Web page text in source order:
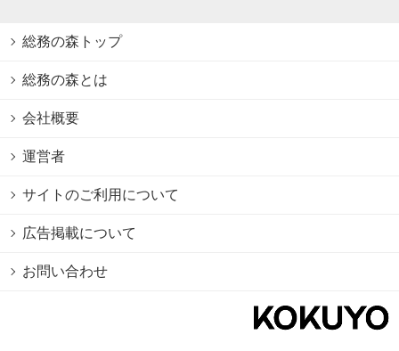
総務の森トップ
総務の森とは
会社概要
運営者
サイトのご利用について
広告掲載について
お問い合わせ